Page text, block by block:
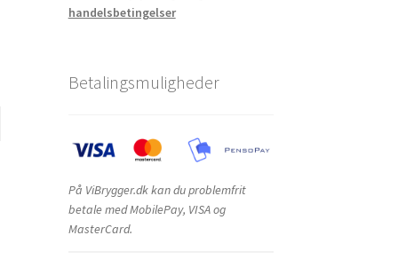
handelsbetingelser
Betalingsmuligheder
På ViBrygger.dk kan du problemfrit
betale med MobilePay, VISA og
MasterCard.